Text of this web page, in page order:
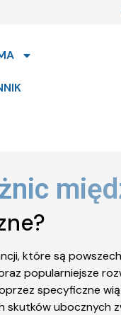
które są
popularniejsze
specyficzne
skutków